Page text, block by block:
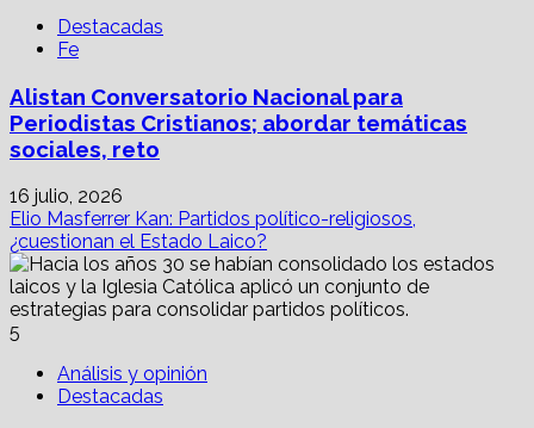
Destacadas
Fe
Alistan Conversatorio Nacional para
Periodistas Cristianos; abordar temáticas
sociales, reto
16 julio, 2026
Elio Masferrer Kan: Partidos político-religiosos,
¿cuestionan el Estado Laico?
5
Análisis y opinión
Destacadas